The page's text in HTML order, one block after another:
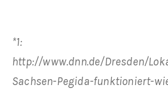
*1:
http://www.dnn.de/Dresden/
Sachsen-Pegida-funktioniert-